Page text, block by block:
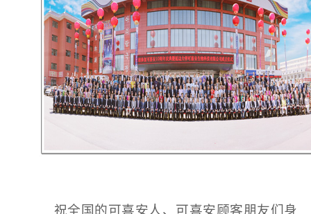
祝全国的可喜安人、可喜安顾客朋友们身